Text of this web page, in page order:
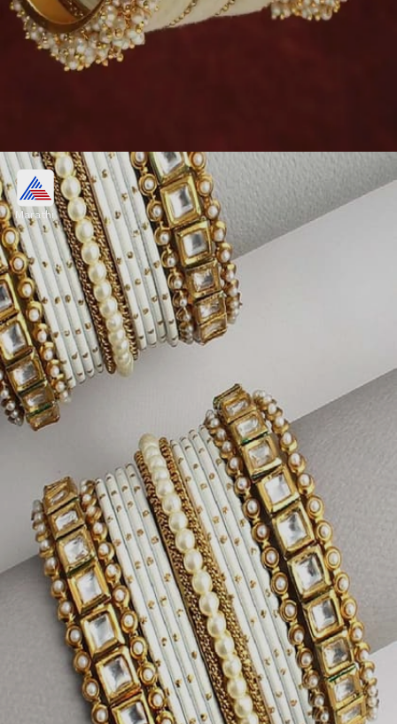
व्हाइट पर्ल गोल्डन बांगड्यांचा सेट
पांढरे मोती आणि गोल्डन टोन असलेला हा बांगड्यांचा सेट
कोणत्याही रंगाच्या साडीवर खूपच एलिगेंट दिसतो. लग्न, पूजा किंवा
सणासुदीच्या दिवशी हा सेट तुमच्या लूकला एक रॉयल टच देतो.
Image credits: pinterest
Marathi